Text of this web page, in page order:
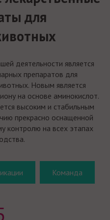
для
деятельности является
препаратов для
Новым является
на основе аминокислот.
высоким и стабильным
прекрасно оснащенной
контролю на всех этапах
Команда